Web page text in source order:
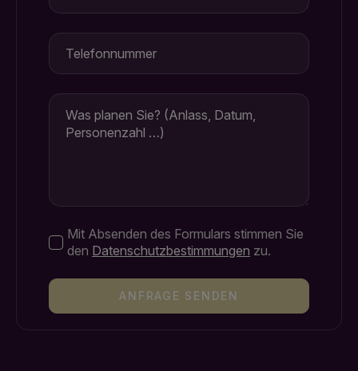
Telefon
Nachricht
Datenschutz
*
Mit Absenden des Formulars stimmen Sie
den Datenschutzbestimmungen zu.
ANFRAGE SENDEN